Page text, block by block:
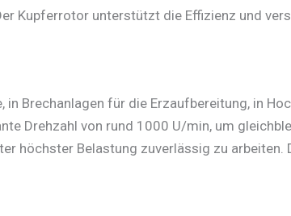
Kupferrotor unterstützt die Effizienz und
Brechanlagen für die Erzaufbereitung, in
Drehzahl von rund 1000 U/min, um
höchster Belastung zuverlässig zu